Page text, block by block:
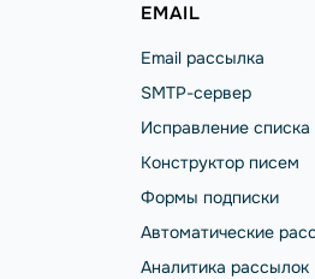
EMAIL
Email рассылка
SMTP-сервер
Исправление списка
Конструктор писем
Формы подписки
Автоматические
Аналитика рассылок